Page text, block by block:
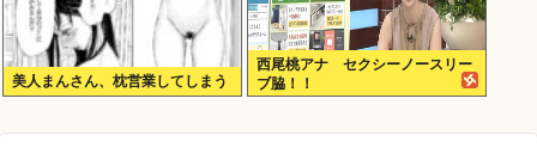
美人まんさん、枕営業してしまう
西尾桃アナ セクシーノースリー
ブ脇！！